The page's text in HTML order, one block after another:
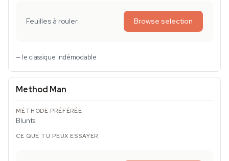
Feuilles à rouler Browse selection
— le classique indémodable
Method Man
Blunts